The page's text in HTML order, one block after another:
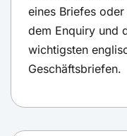
eines Briefes
dem Enquiry und
wichtigsten
Geschäftsbriefen.